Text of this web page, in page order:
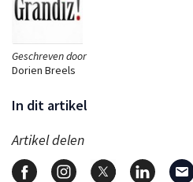
Geschreven door
Dorien Breels
In dit artikel
Artikel delen